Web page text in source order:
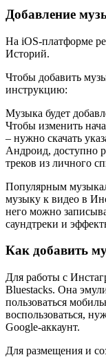
Добавление
На iOS-платформе
Историй.
Чтобы добавить
инструкцию:
Музыка будет
Чтобы изменить
– нужно скачать
Андроид, доступно
треков из личного
Популярным
музыку к видео в
него можно
саундтреки и
Как добавить
Для работы с
Bluestacks. Она
пользоваться
воспользоваться,
Google-аккаунт.
Для размещения и